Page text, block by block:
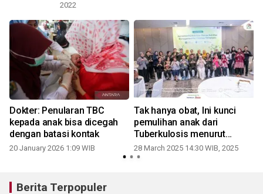
2022
Dokter: Penularan TBC
kepada anak bisa dicegah
dengan batasi kontak
20 January 2026 1:09 WIB
Tak hanya obat, Ini kunci
pemulihan anak dari
Tuberkulosis menurut
APKESMI
28 March 2025 14:30 WIB, 2025
Berita Terpopuler